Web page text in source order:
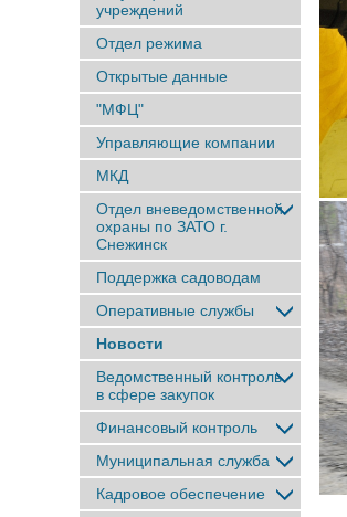
учреждений
Отдел режима
Открытые данные
"МФЦ"
Управляющие компании
МКД
Отдел вневедомственной
охраны по ЗАТО г.
Снежинск
Поддержка садоводам
Оперативные службы
Новости
Ведомственный контроль
в сфере закупок
Финансовый контроль
Муниципальная служба
Кадровое обеспечение